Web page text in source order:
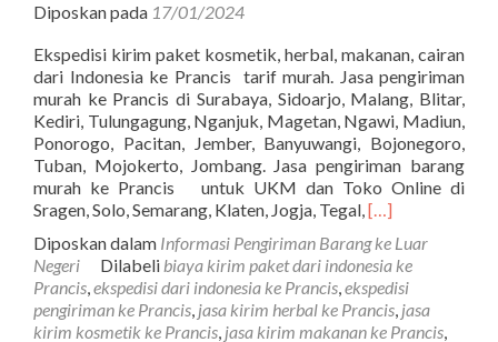
Diposkan pada 17/01/2024
Ekspedisi kirim paket kosmetik, herbal, makanan, cairan
dari Indonesia ke Prancis tarif murah. Jasa pengiriman
murah ke Prancis di Surabaya, Sidoarjo, Malang, Blitar,
Kediri, Tulungagung, Nganjuk, Magetan, Ngawi, Madiun,
Ponorogo, Pacitan, Jember, Banyuwangi, Bojonegoro,
Tuban, Mojokerto, Jombang. Jasa pengiriman barang
murah ke Prancis untuk UKM dan Toko Online di
Sragen, Solo, Semarang, Klaten, Jogja, Tegal,Read
about
Jasa
Ekspor
Barang
[…]
Diposkan dalam Informasi Pengiriman Barang ke Luar
Negeri
Dilabeli biaya kirim paket dari indonesia ke
Prancis,ekspedisi dari indonesia ke Prancis,ekspedisi
pengiriman ke Prancis, jasa kirim herbal ke Prancis, jasa
kirim kosmetik ke Prancis, jasa kirim makanan ke Prancis,